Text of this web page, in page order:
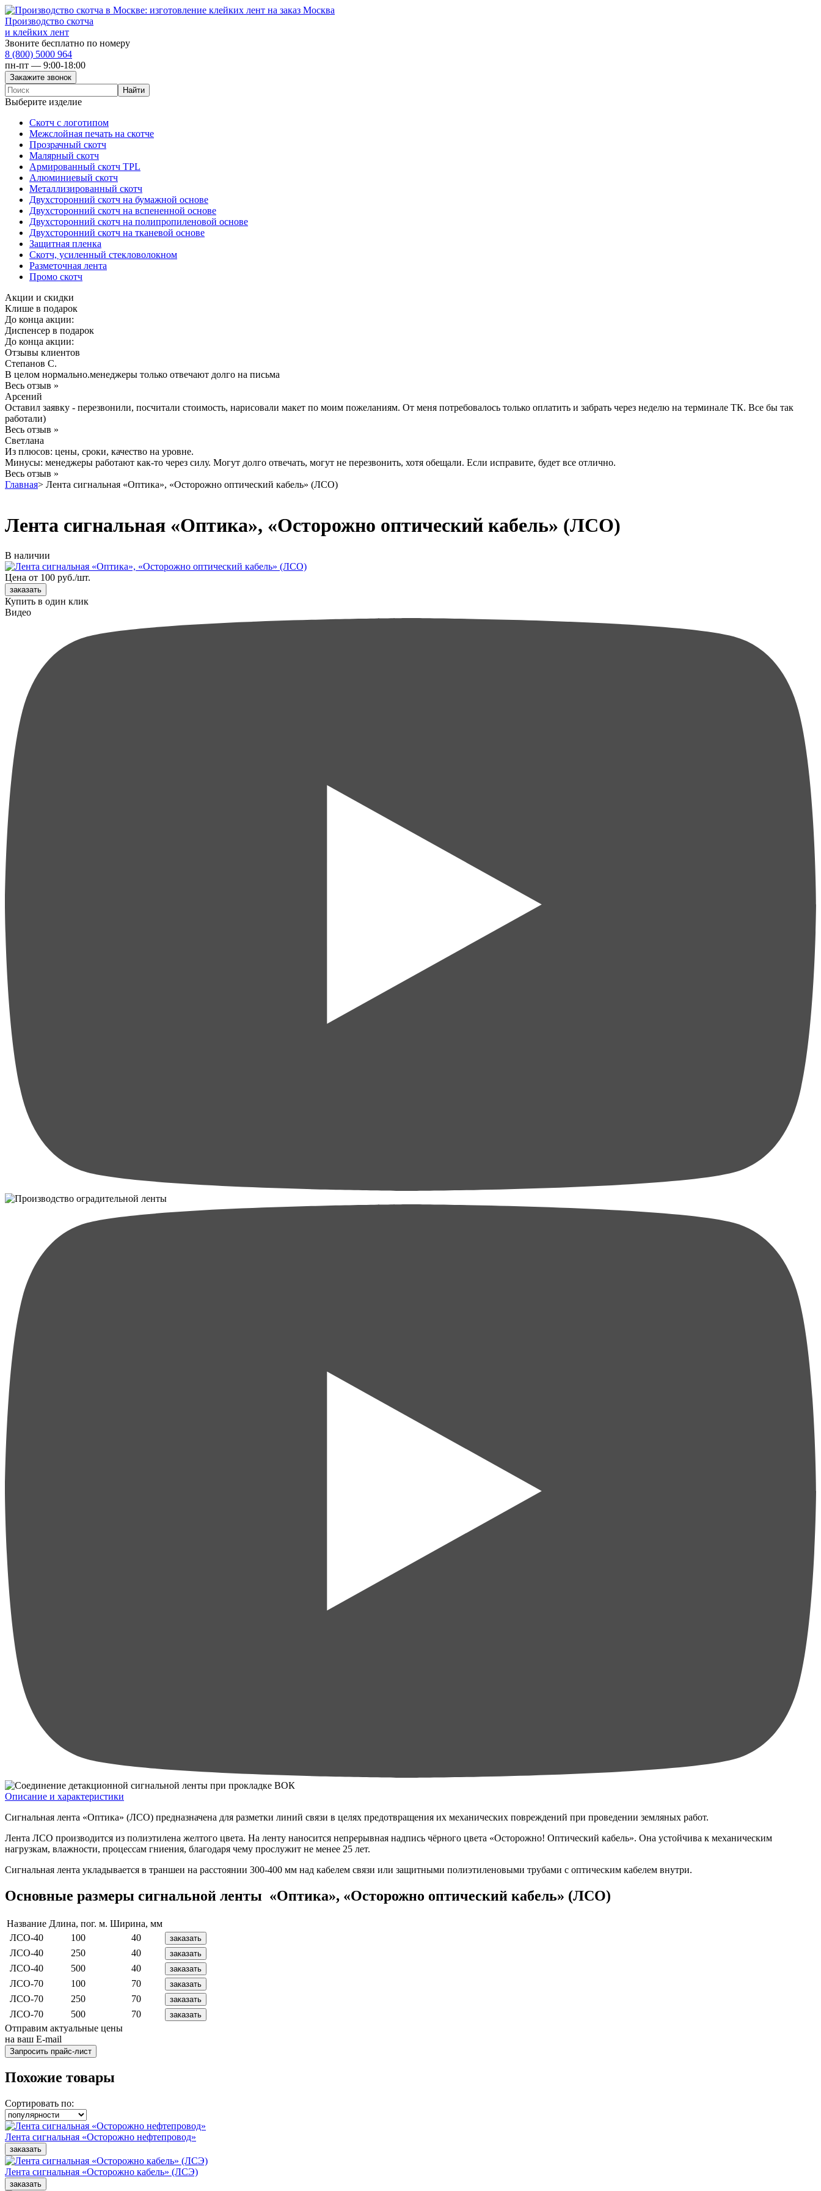
Москва
Производство скотча
и клейких лент
Звоните бесплатно по номеру
8 (800) 5000 964
пн-пт — 9:00-18:00
Выберите изделие
Скотч с логотипом
Межслойная печать на скотче
Прозрачный скотч
Малярный скотч
Армированный скотч TPL
Алюминиевый скотч
Металлизированный скотч
Двухсторонний скотч на бумажной основе
Двухсторонний скотч на вспененной основе
Двухсторонний скотч на полипропиленовой основе
Двухсторонний скотч на тканевой основе
Защитная пленка
Скотч, усиленный стекловолокном
Разметочная лента
Промо скотч
Акции и скидки
Клише в подарок
До конца акции:
Диспенсер в подарок
До конца акции:
Отзывы клиентов
Степанов С.
В целом нормально.менеджеры только отвечают долго на письма
Весь отзыв »
Арсений
Оставил заявку - перезвонили, посчитали стоимость, нарисовали макет по моим пожеланиям. От меня потребовалось только оплатить и забрать через неделю на терминале ТК. Все бы так
работали)
Весь отзыв »
Светлана
Из плюсов: цены, сроки, качество на уровне.
Минусы: менеджеры работают как-то через силу. Могут долго отвечать, могут не перезвонить, хотя обещали. Если исправите, будет все отлично.
Весь отзыв »
Главная> Лента сигнальная «Оптика», «Осторожно оптический кабель» (ЛСО)
Лента сигнальная «Оптика», «Осторожно оптический кабель» (ЛСО)
В наличии
Цена от 100 руб./шт.
Купить в один клик
Видео
Описание и характеристики
Сигнальная лента «Оптика» (ЛСО) предназначена для разметки линий связи в целях предотвращения их механических повреждений при проведении земляных работ.
Лента ЛСО производится из полиэтилена желтого цвета. На ленту наносится непрерывная надпись чёрного цвета «Осторожно! Оптический кабель». Она устойчива к механическим
нагрузкам, влажности, процессам гниения, благодаря чему прослужит не менее 25 лет.
Сигнальная лента укладывается в траншеи на расстоянии 300-400 мм над кабелем связи или защитными полиэтиленовыми трубами с оптическим кабелем внутри.
Основные размеры сигнальной ленты «Оптика», «Осторожно оптический кабель» (ЛСО)
Название Длина, пог. м. Ширина, мм
ЛСО-40
100
40
ЛСО-40 250
40
ЛСО-40
500
40
ЛСО-70
100
70
ЛСО-70
250
70
ЛСО-70
500
70
Отправим актуальные цены
на ваш E-mail
Похожие товары
Сортировать по:
Лента сигнальная «Осторожно нефтепровод»
Лента сигнальная «Осторожно кабель» (ЛСЭ)